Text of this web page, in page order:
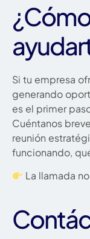
Si tu empresa
generando
es el primer
Cuéntanos
reunión
funcionando,
La llamada